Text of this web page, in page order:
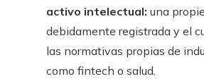
activo intelectual: una
debidamente registrada y el
las normativas propias de
como fintech o salud.